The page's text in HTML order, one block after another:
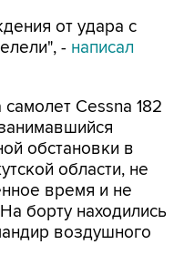
от удара с
- написал
самолет Cessna 182
обстановки в
области, не
время и не
борту находились
воздушного